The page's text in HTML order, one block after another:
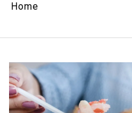
Home